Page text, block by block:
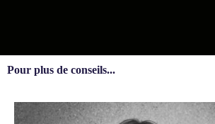
Pour plus de conseils...